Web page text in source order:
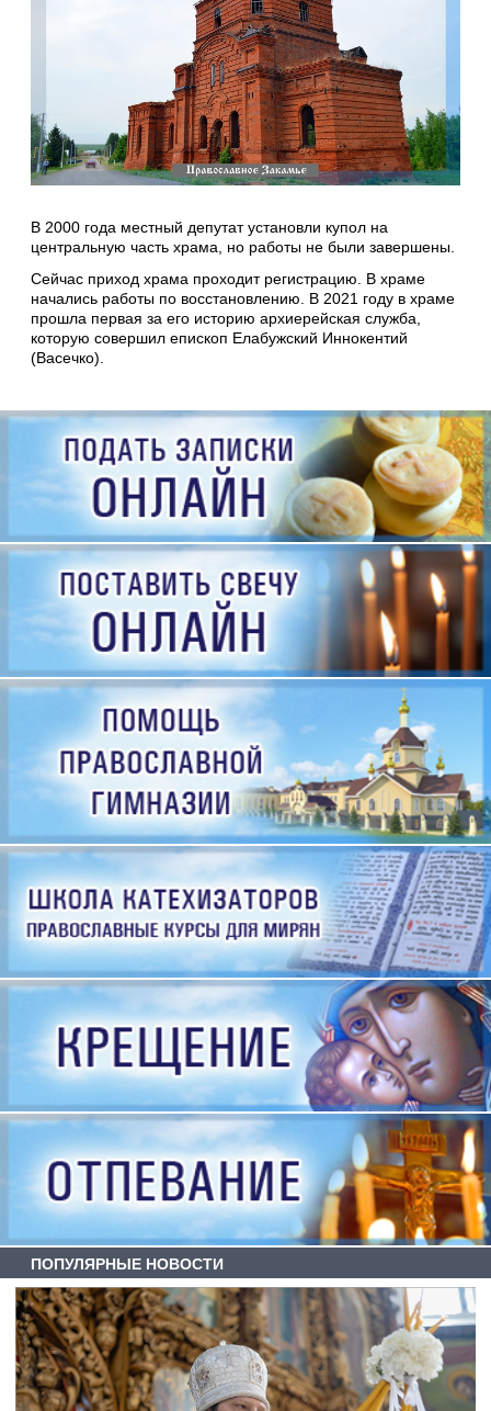
В 2000 года местный депутат установли купол на
центральную часть храма, но работы не были завершены.
Сейчас приход храма проходит регистрацию. В храме
начались работы по восстановлению. В 2021 году в храме
прошла первая за его историю архиерейская служба,
которую совершил епископ Елабужский Иннокентий
(Васечко).
ПОПУЛЯРНЫЕ НОВОСТИ